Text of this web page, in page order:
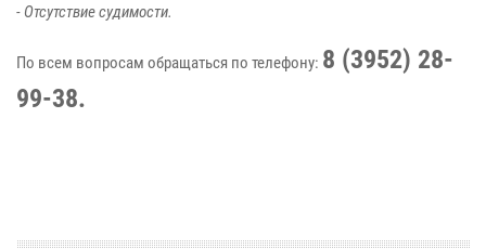
- Отсутствие судимости.
По всем вопросам обращаться по телефону: 8 (3952) 28-
99-38.